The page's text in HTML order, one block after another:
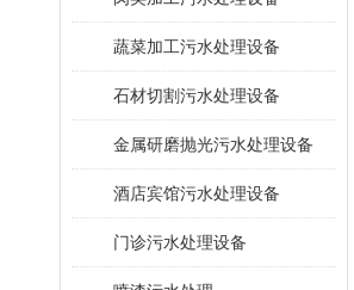
蔬菜加工污水处理设备
石材切割污水处理设备
金属研磨抛光污水处理设备
酒店宾馆污水处理设备
门诊污水处理设备